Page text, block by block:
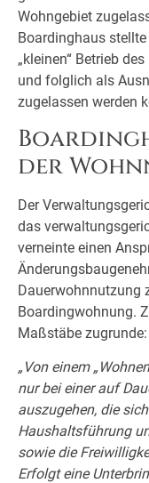
Wohngebiet
Boardinghaus
„kleinen“ Betrieb
und folglich als
zugelassen werden
der
Der
das
verneinte einen
Dauerwohnnutzung
Boardingwohnung.
Maßstäbe zugrunde:
„Von einem
nur bei einer auf
auszugehen, die
Haushaltsführung
sowie die
Erfolgt eine